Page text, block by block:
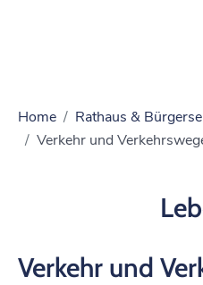
Home Rathaus &
Verkehr und
Verkehr und